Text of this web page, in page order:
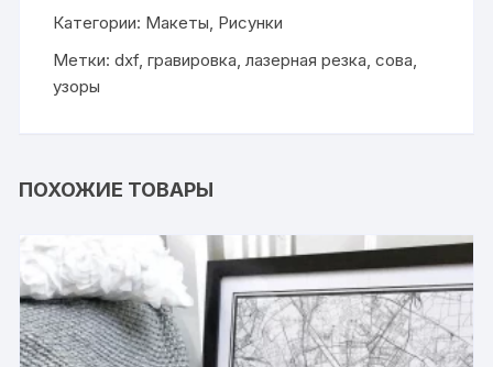
Категории: Макеты Рисунки
Метки:dxf,гравировка ,лазерная резка ,сова
узоры
ПОХОЖИЕ ТОВАРЫ